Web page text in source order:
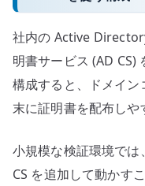
社内の Active
明書サービス (AD CS)
構成すると、ドメイ
末に証明書を配布しや
小規模な検証環境で
CS を追加して動かす